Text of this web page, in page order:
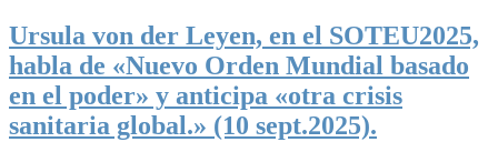
Ursula von der Leyen, en el SOTEU2025,
habla de «Nuevo Orden Mundial basado
en el poder» y anticipa «otra crisis
sanitaria global.» (10 sept.2025).